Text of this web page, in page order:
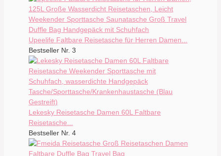
Upeelife Faltbare Reisetasche für Herren Damen...
Bestseller Nr. 3
Lekesky Reisetasche Damen 60L Faltbare
Reisetasche...
Bestseller Nr. 4